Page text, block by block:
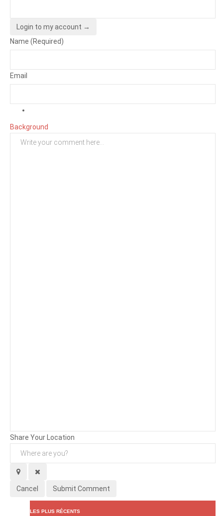
Login to my account →
Name (Required)
Email
Background
Share Your Location
Cancel Submit Comment
LES PLUS RÉCENTS